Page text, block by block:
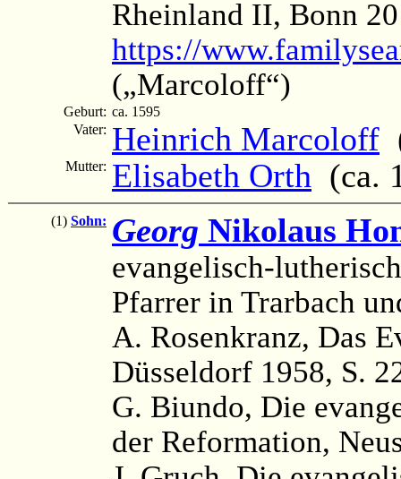
Rheinland II, Bonn
https://
(„Marcoloff“)
Geburt: ca. 1595
Vater: Heinrich Marcoloff
Mutter: Elisabeth Orth (ca.
(1) Sohn: Georg Nikolaus
evangelisch-
Pfarrer in Trarbach
A. Rosenkranz, Das
Düsseldorf 1958, S.
G. Biundo, Die
der Reformation,